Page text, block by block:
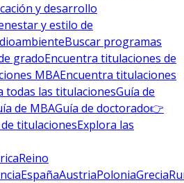
y desarrollo
y estilo de
Buscar programas
gradoEncuentra titulaciones de
MBAEncuentra titulaciones
todas las titulacionesGuía de
de MBAGuía de doctorado👉
titulacionesExplora las
Reino
EspañaAustriaPoloniaGrecia